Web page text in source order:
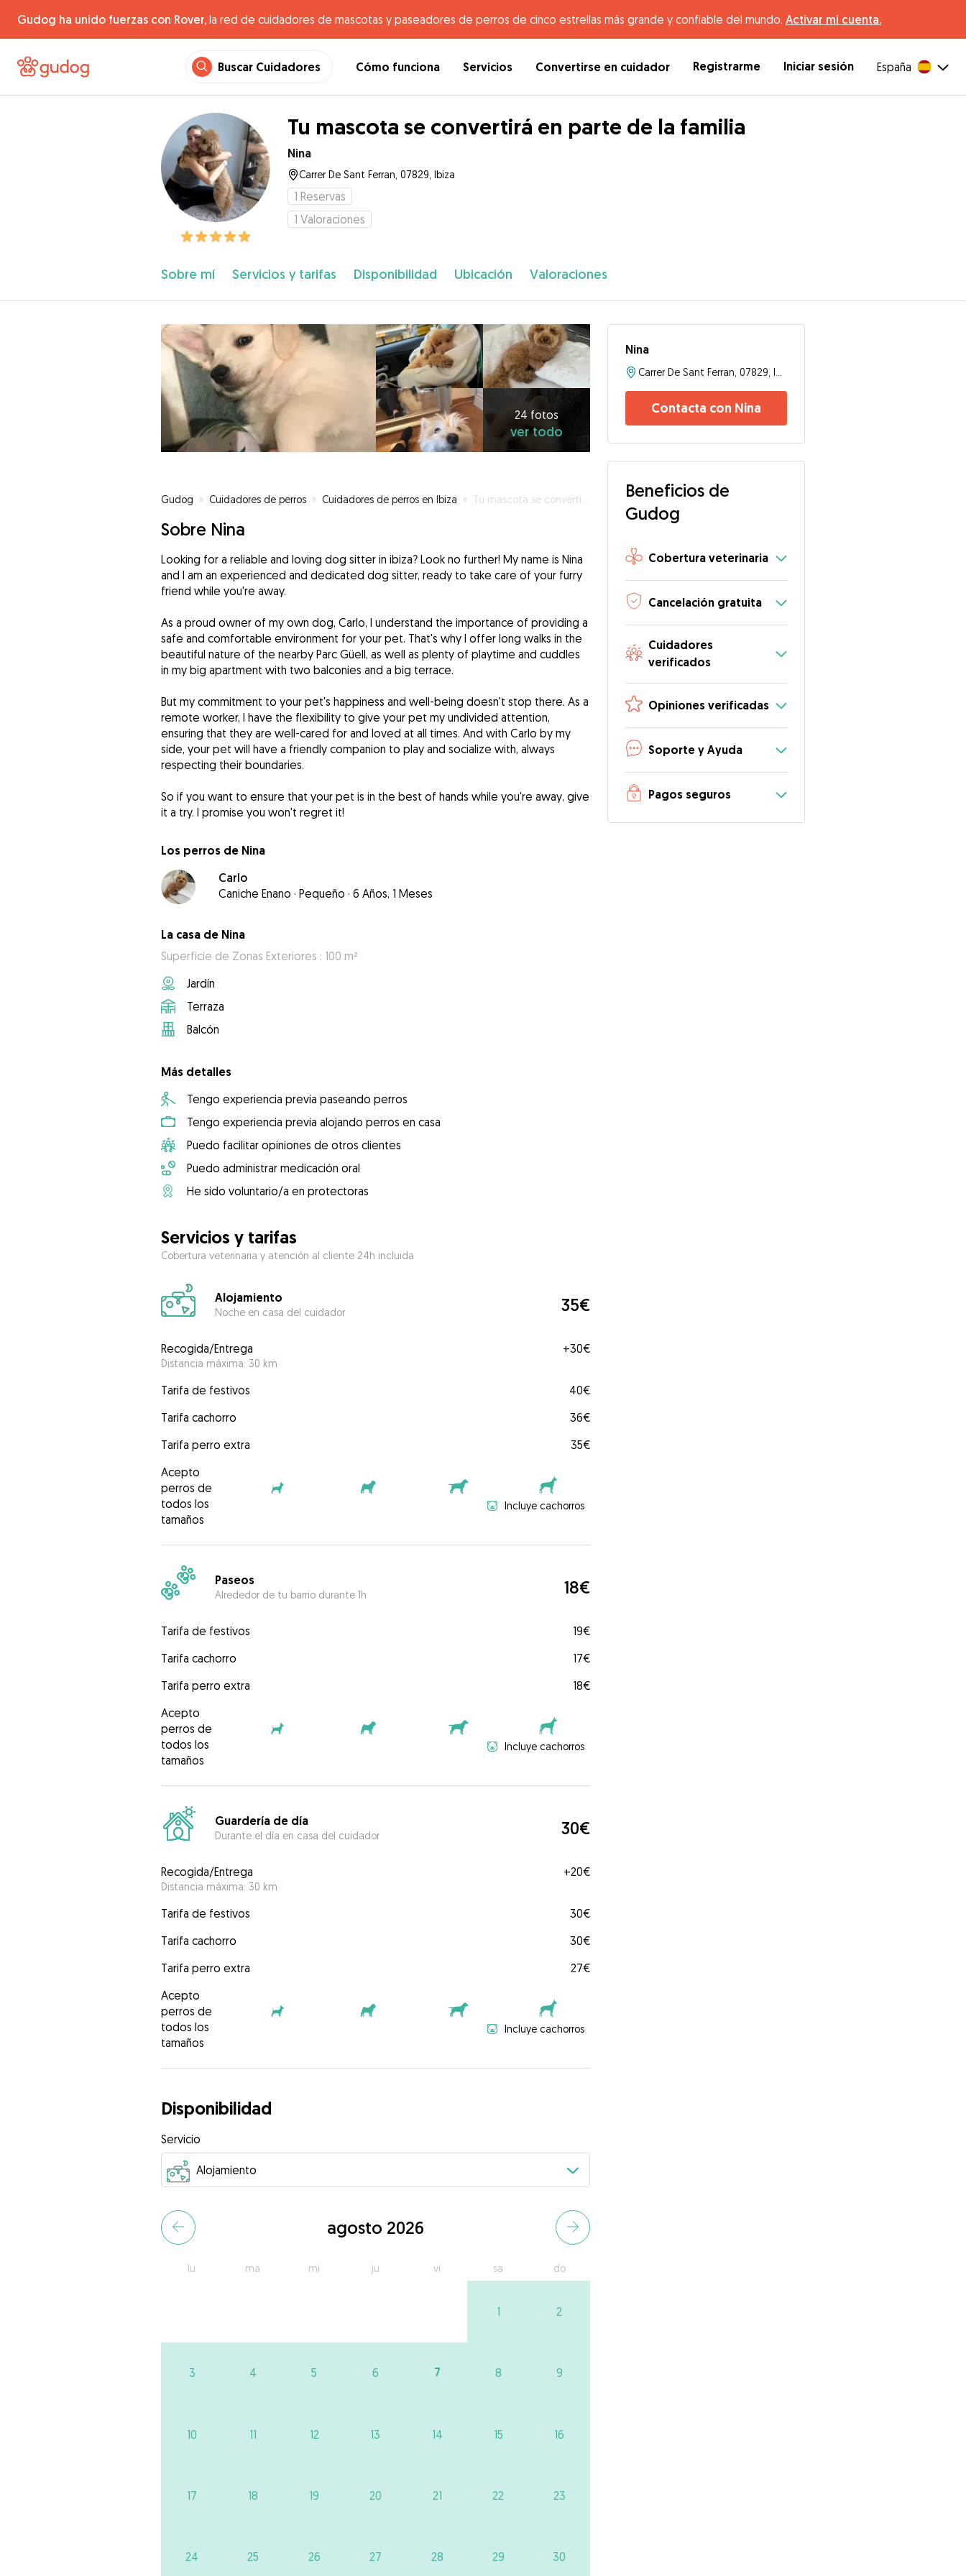
Gudog ha unido fuerzas con Rover, la red de cuidadores de mascotas y paseadores de perros de cinco estrellas más grande y confiable del mundo. Activar mi cuenta.
Buscar Cuidadores Cómo funciona Servicios Convertirse en cuidador Registrarme Iniciar sesión España
Tu mascota se convertirá en parte de la familia
Nina
Carrer De Sant Ferran, 07829, Ibiza
1 Reservas
1 Valoraciones
Sobre mí Servicios y tarifas Disponibilidad Ubicación Valoraciones
24 fotos
ver todo
Gudog » Cuidadores de perros » Cuidadores de perros en Ibiza » Tu mascota se convertirá en parte de la familia
Sobre Nina
Looking for a reliable and loving dog sitter in ibiza? Look no further! My name is Nina
and I am an experienced and dedicated dog sitter, ready to take care of your furry
friend while you're away.
As a proud owner of my own dog, Carlo, I understand the importance of providing a
safe and comfortable environment for your pet. That's why I offer long walks in the
beautiful nature of the nearby Parc Güell, as well as plenty of playtime and cuddles
in my big apartment with two balconies and a big terrace.
But my commitment to your pet's happiness and well-being doesn't stop there. As a
remote worker, I have the flexibility to give your pet my undivided attention,
ensuring that they are well-cared for and loved at all times. And with Carlo by my
side, your pet will have a friendly companion to play and socialize with, always
respecting their boundaries.
So if you want to ensure that your pet is in the best of hands while you're away, give
it a try. I promise you won't regret it!
Los perros de Nina
Carlo
Caniche Enano · Pequeño · 6 Años, 1 Meses
La casa de Nina
Superficie de Zonas Exteriores : 100 m²
Jardín
Terraza
Balcón
Más detalles
Tengo experiencia previa paseando perros
Tengo experiencia previa alojando perros en casa
Puedo facilitar opiniones de otros clientes
Puedo administrar medicación oral
He sido voluntario/a en protectoras
Servicios y tarifas
Cobertura veterinaria y atención al cliente 24h incluida
Alojamiento
Noche en casa del cuidador 35€
Recogida/Entrega
Distancia máxima: 30 km
+30€
Tarifa de festivos
40€
Tarifa cachorro
36€
Tarifa perro extra
35€
Acepto
perros de
todos los
tamaños
Incluye cachorros
Paseos
Alrededor de tu barrio durante 1h 18€
Tarifa de festivos
19€
Tarifa cachorro
17€
Tarifa perro extra
18€
Acepto
perros de
todos los
tamaños
Incluye cachorros
Guardería de día
Durante el día en casa del cuidador 30€
Recogida/Entrega
Distancia máxima: 30 km
+20€
Tarifa de festivos
30€
Tarifa cachorro
30€
Tarifa perro extra
27€
Acepto
perros de
todos los
tamaños
Incluye cachorros
Disponibilidad
Servicio
agosto 2026
lu ma mi ju vi sa do
1 2
3 4 5 6 7 8 9
10 11 12 13 14 15 16
17 18 19 20 21 22 23
24 25 26 27 28 29 30
Nina
Contacta con Nina
Beneficios de
Gudog
Cobertura veterinaria
Cancelación gratuita
Cuidadores
verificados
Opiniones verificadas
Soporte y Ayuda
Pagos seguros